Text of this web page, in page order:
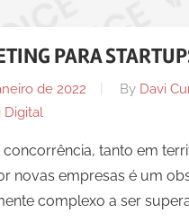
PARA
de 2022 By Davi
Digital
concorrência, tanto em
novas empresas é um
complexo a ser